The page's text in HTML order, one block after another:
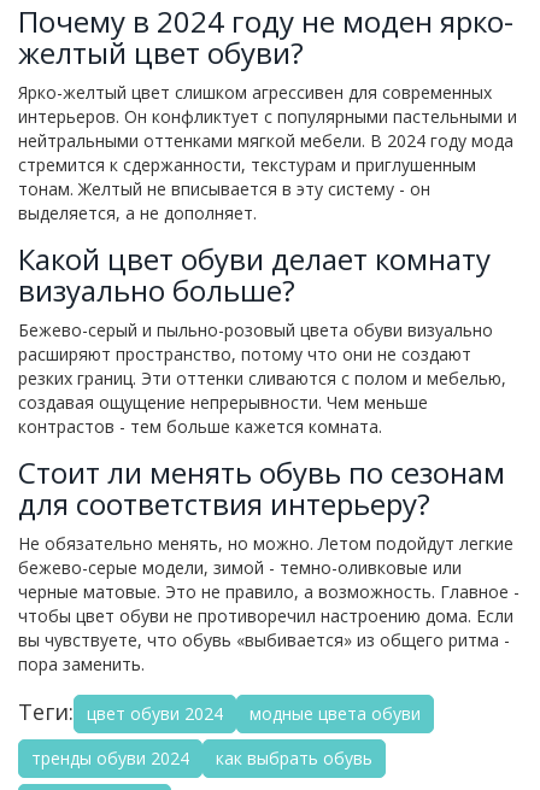
Почему в 2024 году не моден ярко-
желтый цвет обуви?
Ярко-желтый цвет слишком агрессивен для современных
интерьеров. Он конфликтует с популярными пастельными и
нейтральными оттенками мягкой мебели. В 2024 году мода
стремится к сдержанности, текстурам и приглушенным
тонам. Желтый не вписывается в эту систему - он
выделяется, а не дополняет.
Какой цвет обуви делает комнату
визуально больше?
Бежево-серый и пыльно-розовый цвета обуви визуально
расширяют пространство, потому что они не создают
резких границ. Эти оттенки сливаются с полом и мебелью,
создавая ощущение непрерывности. Чем меньше
контрастов - тем больше кажется комната.
Стоит ли менять обувь по сезонам
для соответствия интерьеру?
Не обязательно менять, но можно. Летом подойдут легкие
бежево-серые модели, зимой - темно-оливковые или
черные матовые. Это не правило, а возможность. Главное -
чтобы цвет обуви не противоречил настроению дома. Если
вы чувствуете, что обувь «выбивается» из общего ритма -
пора заменить.
Теги: цвет обуви 2024
модные цвета обуви
тренды обуви 2024
как выбрать обувь